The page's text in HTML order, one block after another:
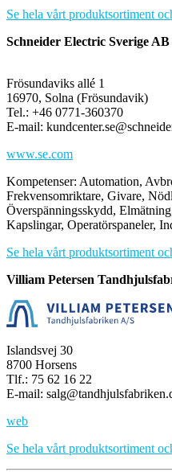
Se hela vårt produktsortiment
Schneider Electric Sverige AB
Frösundaviks allé 1
16970, Solna (Frösundavik)
Tel.: +46 0771-360370
E-mail:
www.se.com
Kompetenser: Automation,
Frekvensomriktare, Givare,
Överspänningsskydd,
Kapslingar, Operatörspaneler,
Se hela vårt produktsortiment
Villiam Petersen
Islandsvej 30
8700 Horsens
Tlf.: 75 62 16 22
E-mail:
web
Se hela vårt produktsortiment